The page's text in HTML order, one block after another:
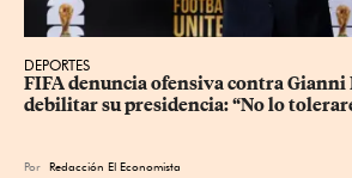
DEPORTES
FIFA denuncia ofensiva contra
debilitar su presidencia: “No lo
Por Redacción El Economista